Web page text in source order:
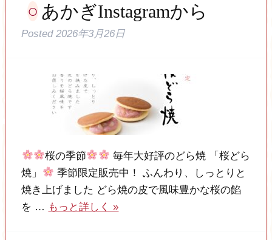
あかぎInstagramから
Posted2026年3月26日
桜の季節
毎年大好評のどら焼 「桜どら
焼」
季節限定販売中！ ふんわり、しっとりと
焼き上げました どら焼の皮で風味豊かな桜の餡
を … もっと詳しく »